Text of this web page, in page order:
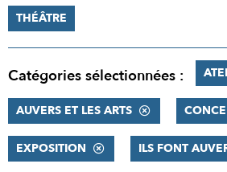
THÉÂTRE
Catégories sélectionnées :
AUVERS ET LES ARTS
EXPOSITION ILS FONT